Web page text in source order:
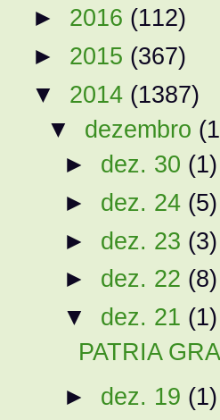
► 2016 (112)
► 2015 (367)
▼ 2014 (1387)
▼ dezembro
► dez. 30 (1)
► dez. 24 (5)
► dez. 23 (3)
► dez. 22 (8)
▼ dez. 21 (1)
PATRIA
► dez. 19 (1)